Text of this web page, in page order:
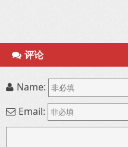
评论
Name:
Email: